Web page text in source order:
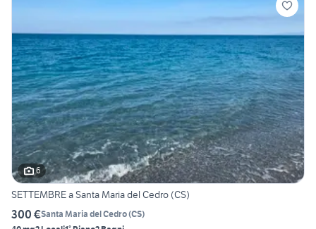
6
SETTEMBRE a Santa Maria del Cedro (CS)
300 €Santa Maria del Cedro(CS)